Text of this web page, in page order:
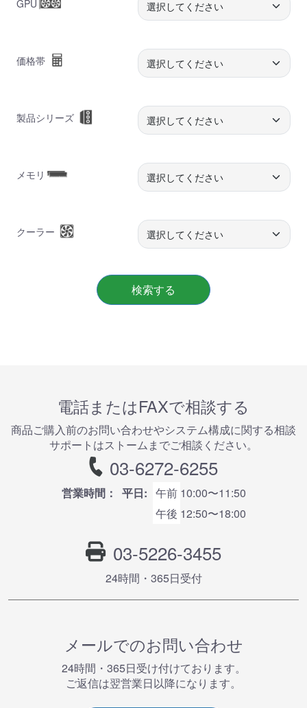
GPU
価格帯
製品シリーズ
メモリ
クーラー
検索する
電話またはFAXで相談する
商品ご購⼊前のお問い合わせやシステム構成に関する相談
サポートはストームまでご相談ください。
03-6272-6255
営業時間： 平日: 午前 10:00〜11:50
午後 12:50〜18:00
03-5226-3455
24時間・365⽇受付
メールでのお問い合わせ
24時間・365⽇受け付けております。
ご返信は翌営業⽇以降になります。